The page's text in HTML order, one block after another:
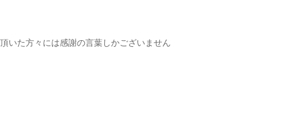
いた方々には感謝の言葉しかございません